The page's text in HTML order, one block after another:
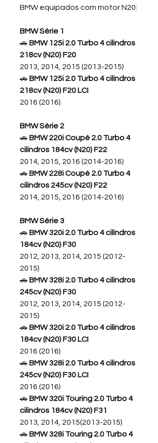
BMW equipados com motor N20:
BMW Série 1
🚗 BMW 125i 2.0 Turbo 4 cilindros
218cv (N20) F20
2013, 2014, 2015 (2013-2015)
🚗 BMW 125i 2.0 Turbo 4 cilindros
218cv (N20) F20 LCI
2016 (2016)
BMW Série 2
🚗 BMW 220i Coupé 2.0 Turbo 4
cilindros 184cv (N20) F22
2014, 2015, 2016 (2014-2016)
🚗 BMW 228i Coupé 2.0 Turbo 4
cilindros 245cv (N20) F22
2014, 2015, 2016 (2014-2016)
BMW Série 3
🚗 BMW 320i 2.0 Turbo 4 cilindros
184cv (N20) F30
2012, 2013, 2014, 2015 (2012-
2015)
🚗 BMW 328i 2.0 Turbo 4 cilindros
245cv (N20) F30
2012, 2013, 2014, 2015 (2012-
2015)
🚗 BMW 320i 2.0 Turbo 4 cilindros
184cv (N20) F30 LCI
2016 (2016)
🚗 BMW 328i 2.0 Turbo 4 cilindros
245cv (N20) F30 LCI
2016 (2016)
🚗 BMW 320i Touring 2.0 Turbo 4
cilindros 184cv (N20) F31
2013, 2014, 2015(2013-2015)
🚗 BMW 328i Touring 2.0 Turbo 4